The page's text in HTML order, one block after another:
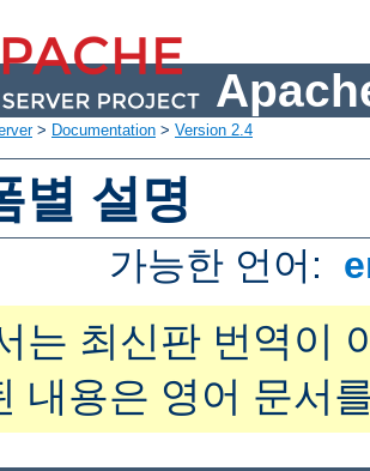
> Documentation > Version 2.4
별 설명
가능한 언어:
는 최신판 번역이
내용은 영어 문서